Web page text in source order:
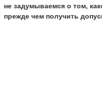
не задумываемся о том,
прежде чем получить